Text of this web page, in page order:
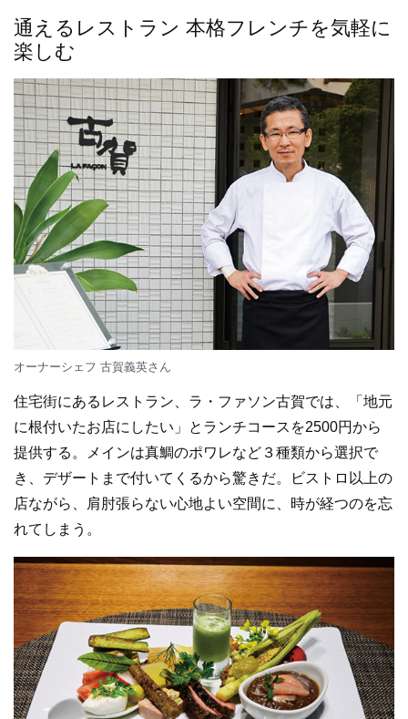
通えるレストラン 本格フレンチを気軽に
楽しむ
オーナーシェフ 古賀義英さん
住宅街にあるレストラン、ラ・ファソン古賀では、「地元
に根付いたお店にしたい」とランチコースを2500円から
提供する。メインは真鯛のポワレなど３種類から選択で
き、デザートまで付いてくるから驚きだ。ビストロ以上の
店ながら、肩肘張らない心地よい空間に、時が経つのを忘
れてしまう。